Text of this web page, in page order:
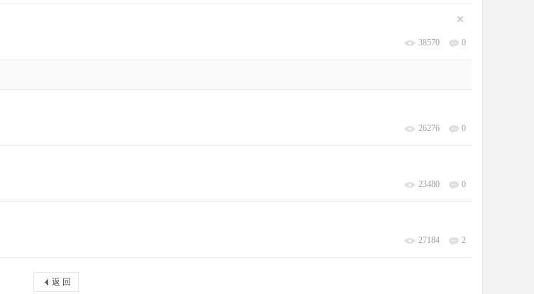
38570 0
26276 0
23480 0
27184 2
返 回